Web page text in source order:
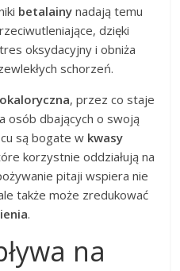
betalainy nadają temu
dzięki
oksydacyjny i obniża
schorzeń.
, przez co staje
osób dbających o swoją
są bogate w kwasy
korzystnie oddziałują na
pitaji wspiera nie
także może zredukować
.
na